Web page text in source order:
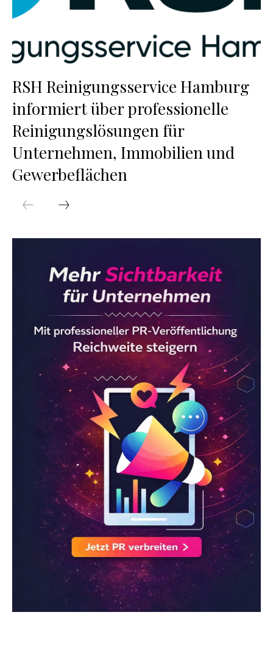
RSH Reinigungsservice Hamburg
informiert über professionelle
Reinigungslösungen für
Unternehmen, Immobilien und
Gewerbeflächen